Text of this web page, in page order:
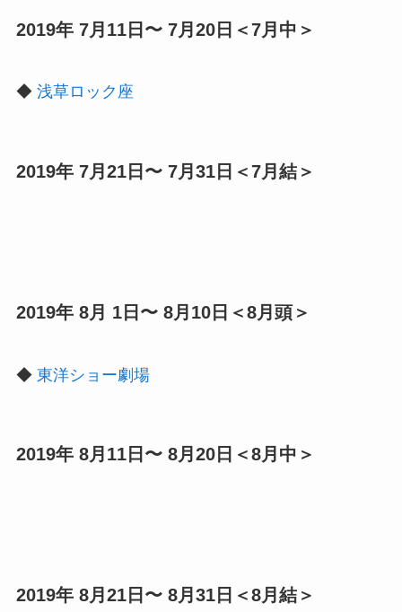
2019年 7月11日〜 7月20日＜7月中＞
◆ 浅草ロック座
2019年 7月21日〜 7月31日＜7月結＞
2019年 8月 1日〜 8月10日＜8月頭＞
◆ 東洋ショー劇場
2019年 8月11日〜 8月20日＜8月中＞
2019年 8月21日〜 8月31日＜8月結＞